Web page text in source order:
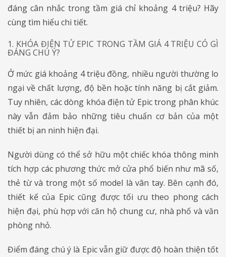
đáng cân nhắc trong tầm giá chỉ khoảng 4 triệu? Hãy
cùng tìm hiểu chi tiết.
1. KHÓA ĐIỆN TỬ EPIC TRONG TẦM GIÁ 4 TRIỆU CÓ GÌ
ĐÁNG CHÚ Ý?
Ở mức giá khoảng 4 triệu đồng, nhiều người thường lo
ngại về chất lượng, độ bền hoặc tính năng bị cắt giảm.
Tuy nhiên, các dòng khóa điện tử Epic trong phân khúc
này vẫn đảm bảo những tiêu chuẩn cơ bản của một
thiết bị an ninh hiện đại.
Người dùng có thể sở hữu một chiếc khóa thông minh
tích hợp các phương thức mở cửa phổ biến như mã số,
thẻ từ và trong một số model là vân tay. Bên cạnh đó,
thiết kế của Epic cũng được tối ưu theo phong cách
hiện đại, phù hợp với căn hộ chung cư, nhà phố và văn
phòng nhỏ.
Điểm đáng chú ý là Epic vẫn giữ được độ hoàn thiện tốt